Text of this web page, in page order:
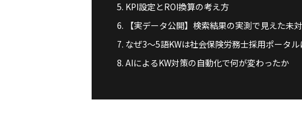
KPI設定とROI換算の考え方
【実データ公開】検索結果の実測で見えた未
なぜ3〜5語KWは社会保険労務士採用ポータ
AIによるKW対策の自動化で何が変わったか